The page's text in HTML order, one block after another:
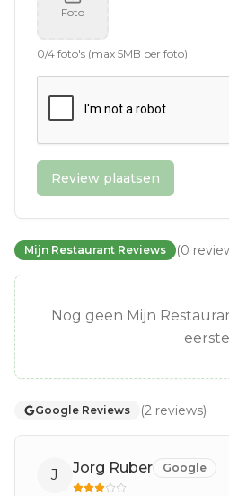
Foto
0/4 foto's (max 5MB per foto)
Review plaatsen
Mijn Restaurant Reviews (0
Nog geen Mijn
Google Reviews (2 reviews)
J Jorg Ruber Google